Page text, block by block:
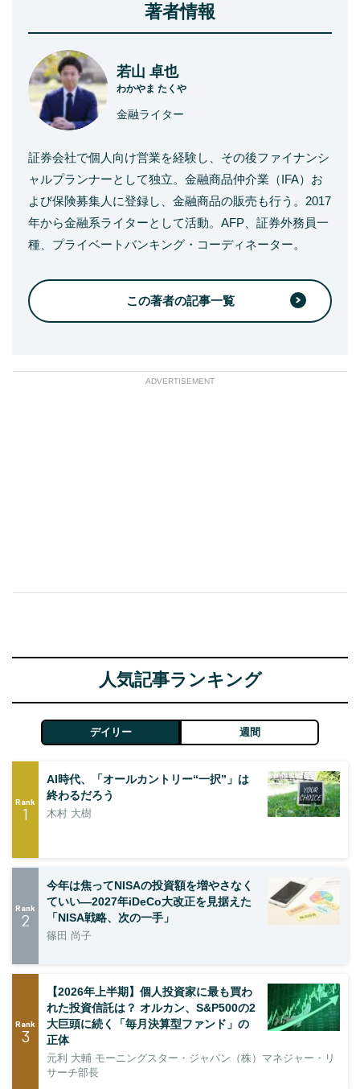
著者情報
若山 卓也
わかやま たくや
金融ライター
証券会社で個人向け営業を経験し、その後ファイナンシ
ャルプランナーとして独立。金融商品仲介業（IFA）お
よび保険募集人に登録し、金融商品の販売も行う。2017
年から金融系ライターとして活動。AFP、証券外務員一
種、プライベートバンキング・コーディネーター。
この著者の記事一覧
ADVERTISEMENT
人気記事ランキング
デイリー 週間
Rank
1
AI時代、「オールカントリー“一択”」は
終わるだろう
木村 大樹
Rank
2
今年は焦ってNISAの投資額を増やさなく
ていい―2027年iDeCo大改正を見据えた
「NISA戦略、次の一手」
篠田 尚子
Rank
3
【2026年上半期】個人投資家に最も買わ
れた投資信託は？ オルカン、S&P500の2
大巨頭に続く「毎月決算型ファンド」の
正体
元利 大輔 モーニングスター・ジャパン（株）マネジャー・リ
サーチ部長